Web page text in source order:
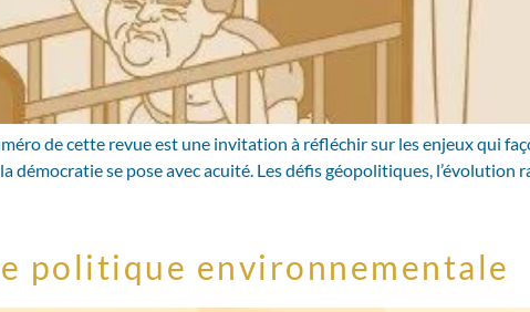
de cette revue est une invitation à réfléchir sur les enjeux qui
se pose avec acuité. Les défis géopolitiques, l’évolution
politique environnementale